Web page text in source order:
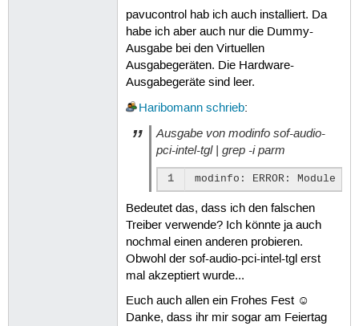
pavucontrol hab ich auch installiert. Da
habe ich aber auch nur die Dummy-
Ausgabe bei den Virtuellen
Ausgabegeräten. Die Hardware-
Ausgabegeräte sind leer.
Haribomann schrieb:
Ausgabe von modinfo sof-audio-
pci-intel-tgl | grep -i parm
1
Bedeutet das, dass ich den falschen
Treiber verwende? Ich könnte ja auch
nochmal einen anderen probieren.
Obwohl der sof-audio-pci-intel-tgl erst
mal akzeptiert wurde...
Euch auch allen ein Frohes Fest ☺
Danke, dass ihr mir sogar am Feiertag